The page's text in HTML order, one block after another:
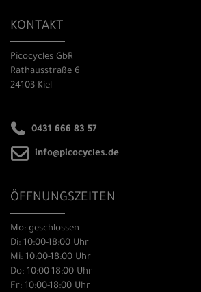
KONTAKT
Picocycles GbR
Rathausstraße 6
24103 Kiel
0431 666 83 57
info@picocycles.de
ÖFFNUNGSZEITEN
Mo: geschlossen
Di: 10:00-18:00 Uhr
Mi: 10:00-18:00 Uhr
Do: 10:00-18:00 Uhr
Fr: 10:00-18:00 Uhr